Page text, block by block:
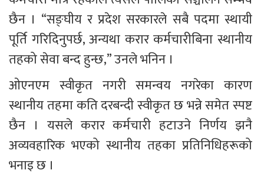
छैन । “सङ्घीय र प्रदेश सरकारले सबै पदमा स्थायी
पूर्ति गरिदिनुपर्छ, अन्यथा करार कर्मचारीबिना स्थानीय
तहको सेवा बन्द हुन्छ,” उनले भनिन ।
ओएनएम स्वीकृत नगरी समन्वय नगरेका कारण
स्थानीय तहमा कति दरबन्दी स्वीकृत छ भन्ने समेत स्पष्ट
छैन । यसले करार कर्मचारी हटाउने निर्णय झनै
अव्यवहारिक भएको स्थानीय तहका प्रतिनिधिहरूको
भनाइ छ ।